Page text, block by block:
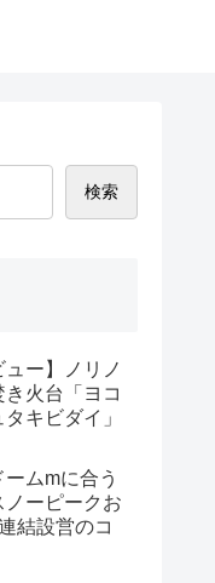
検索
ュー】ノリノ
き火台「ヨコ
キビダイ」
ムmに合う
ノーピークお
結設営のコ